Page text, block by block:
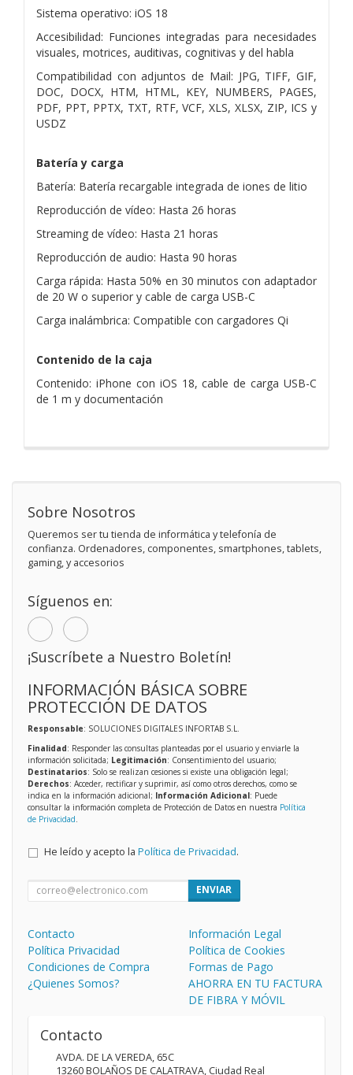
Sistema operativo: iOS 18
Accesibilidad: Funciones integradas para necesidades
visuales, motrices, auditivas, cognitivas y del habla
Compatibilidad con adjuntos de Mail: JPG, TIFF, GIF,
DOC, DOCX, HTM, HTML, KEY, NUMBERS, PAGES,
PDF, PPT, PPTX, TXT, RTF, VCF, XLS, XLSX, ZIP, ICS y
USDZ
Batería y carga
Batería: Batería recargable integrada de iones de litio
Reproducción de vídeo: Hasta 26 horas
Streaming de vídeo: Hasta 21 horas
Reproducción de audio: Hasta 90 horas
Carga rápida: Hasta 50% en 30 minutos con adaptador
de 20 W o superior y cable de carga USB-C
Carga inalámbrica: Compatible con cargadores Qi
Contenido de la caja
Contenido: iPhone con iOS 18, cable de carga USB-C
de 1 m y documentación
Sobre Nosotros
Queremos ser tu tienda de informática y telefonía de
confianza. Ordenadores, componentes, smartphones, tablets,
gaming, y accesorios
Síguenos en:
¡Suscríbete a Nuestro Boletín!
INFORMACIÓN BÁSICA SOBRE
PROTECCIÓN DE DATOS
Responsable: SOLUCIONES DIGITALES INFORTAB S.L.
Finalidad: Responder las consultas planteadas por el usuario y enviarle la
información solicitada; Legitimación: Consentimiento del usuario;
Destinatarios: Solo se realizan cesiones si existe una obligación legal;
Derechos: Acceder, rectificar y suprimir, así como otros derechos, como se
indica en la información adicional; Información Adicional: Puede
consultar la información completa de Protección de Datos en nuestra Política
de Privacidad
He leído y acepto la Política de Privacidad.
ENVIAR
Contacto
Información Legal
Política Privacidad
Política de Cookies
Condiciones de Compra
Formas de Pago
¿Quienes Somos?
AHORRA EN TU FACTURA
DE FIBRA Y MÓVIL
Contacto
AVDA. DE LA VEREDA, 65C
13260BOLAÑOS DE CALATRAVA, Ciudad Real